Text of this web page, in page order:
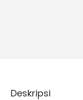
Deskripsi